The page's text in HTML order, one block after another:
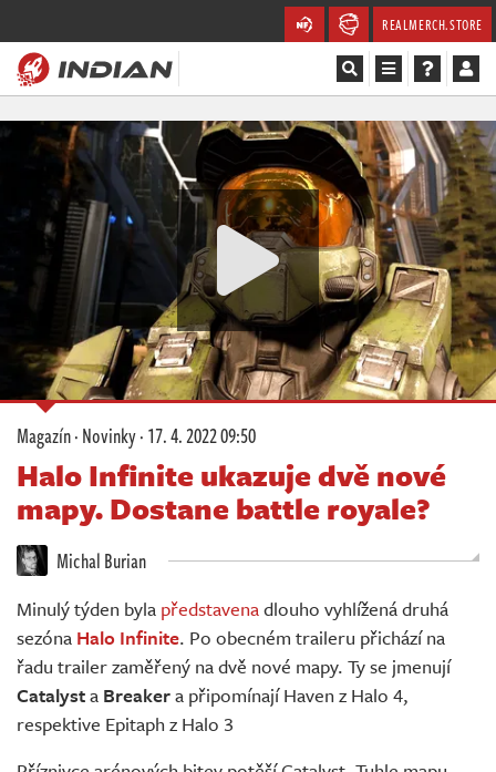
REALMERCH.STORE
Magazín
Recenze
Videa
Databáze
Komunita
Redakce
Živě
Magazín·Novinky·17. 4. 2022 09:50
Halo Infinite ukazuje dvě nové
mapy. Dostane battle royale?
Michal Burian
Minulý týden byla představenadlouho vyhlížená druhá
sezóna Halo Infinite. Po obecném traileru přichází na
řadu trailer zaměřený na dvě nové mapy. Ty se jmenují
Catalysta Breakera připomínají Haven z Halo 4,
respektive Epitaph z Halo 3